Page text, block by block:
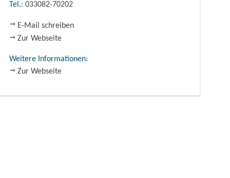
Tel.:033082-70202
E-Mail schreiben
Zur Webseite
Weitere Informationen:
Zur Webseite